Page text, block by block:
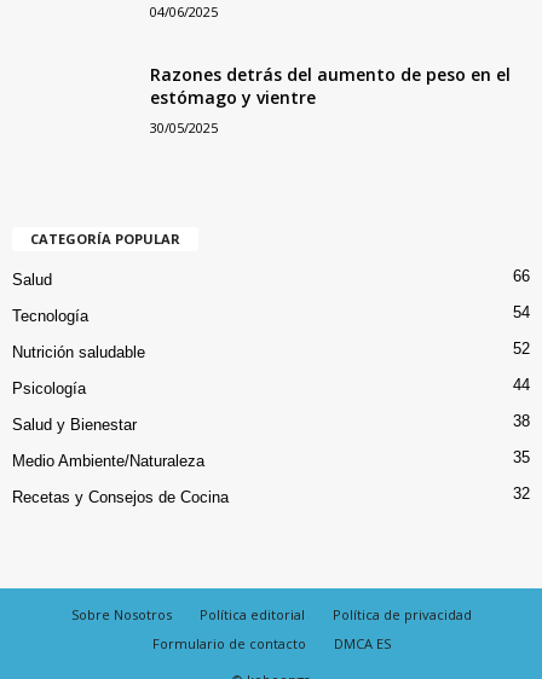
04/06/2025
Razones detrás del aumento de peso en el
estómago y vientre
30/05/2025
CATEGORÍA POPULAR
Salud 66
Tecnología 54
Nutrición saludable 52
Psicología 44
Salud y Bienestar 38
Medio Ambiente/Naturaleza 35
Recetas y Consejos de Cocina 32
Sobre Nosotros Política editorial
Política de privacidad
Formulario de contacto
DMCA ES